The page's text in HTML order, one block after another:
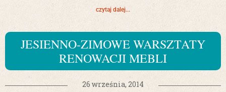
czytaj dalej...
JESIENNO-ZIMOWE WARSZTATY
RENOWACJI MEBLI
26 września, 2014